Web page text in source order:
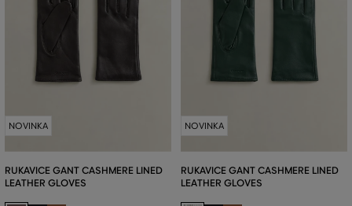
NOVINKA
RUKAVICE GANT CASHMERE LINED
LEATHER GLOVES
NOVINKA
RUKAVICE GANT CASHMERE LINED
LEATHER GLOVES